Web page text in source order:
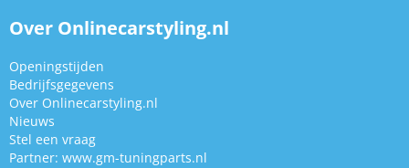
Over Onlinecarstyling.nl
Openingstijden
Bedrijfsgegevens
Over Onlinecarstyling.nl
Nieuws
Stel een vraag
Partner: www.gm-tuningparts.nl